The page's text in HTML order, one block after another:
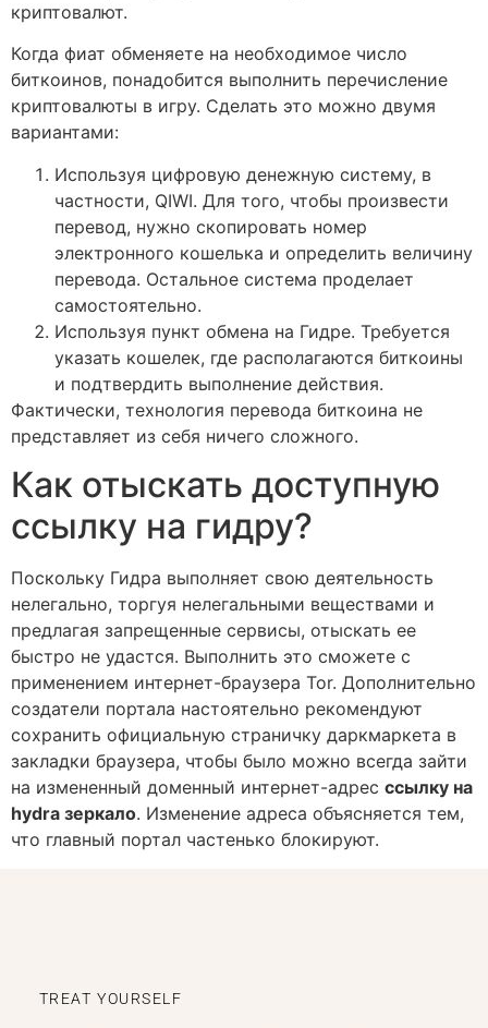
криптовалют.
Когда фиат обменяете на необходимое число
биткоинов, понадобится выполнить перечисление
криптовалюты в игру. Сделать это можно двумя
вариантами:
Используя цифровую денежную систему, в
частности, QIWI. Для того, чтобы произвести
перевод, нужно скопировать номер
электронного кошелька и определить величину
перевода. Остальное система проделает
самостоятельно.
Используя пункт обмена на Гидре. Требуется
указать кошелек, где располагаются биткоины
и подтвердить выполнение действия.
Фактически, технология перевода биткоина не
представляет из себя ничего сложного.
Как отыскать доступную
ссылку на гидру?
Поскольку Гидра выполняет свою деятельность
нелегально, торгуя нелегальными веществами и
предлагая запрещенные сервисы, отыскать ее
быстро не удастся. Выполнить это сможете с
применением интернет-браузера Tor. Дополнительно
создатели портала настоятельно рекомендуют
сохранить официальную страничку даркмаркета в
закладки браузера, чтобы было можно всегда зайти
на измененный доменный интернет-адрес ссылку на
hydra зеркало. Изменение адреса объясняется тем,
что главный портал частенько блокируют.
TREAT YOURSELF